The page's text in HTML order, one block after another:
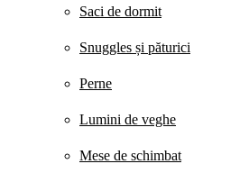
Saci de dormit
Snuggles și păturici
Perne
Lumini de veghe
Mese de schimbat